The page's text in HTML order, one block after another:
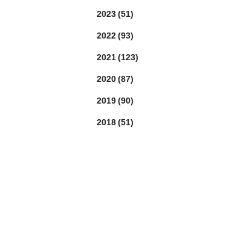
2023(51)
2022(93)
2021(123)
2020(87)
2019(90)
2018(51)